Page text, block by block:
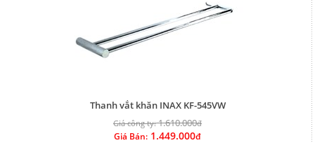
Thanh vắt khăn INAX KF-545VW
Giá công ty:1.610.000đ
Giá Bán: 1.449.000đ